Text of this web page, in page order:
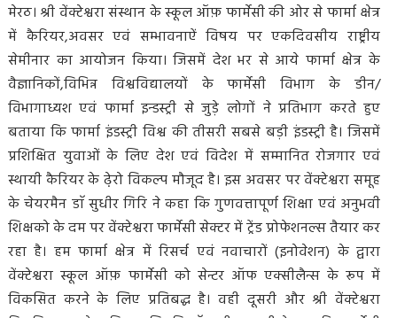
मेरठ। श्री वेंक्टेश्वरा संस्थान के स्कूल ऑफ़ फार्मेसी की ओर से फार्मा क्षेत्र
में कैरियर,अवसर एवं सम्भावनाऐं विषय पर एकदिवसीय राष्ट्रीय
सेमीनार का आयोजन किया। जिसमें देश भर से आये फार्मा क्षेत्र के
वैज्ञानिकों,विभिन्न विश्वविद्यालयों के फार्मेसी विभाग के डीन/
विभागाध्यश एवं फार्मा इन्डस्ट्री से जुड़े लोगों ने प्रतिभाग करते हुए
बताया कि फार्मा इंडस्ट्री विश्व की तीसरी सबसे बड़ी इंडस्ट्री है। जिसमें
प्रशिक्षित युवाओं के लिए देश एवं विदेश में सम्मानित रोजगार एवं
स्थायी कैरियर के ढे़रो विकल्प मौजूद है। इस अवसर पर वेंक्टेश्वरा समूह
के चेयरमैन डाॅ सुधीर गिरि ने कहा कि गुणवत्तापूर्ण शिक्षा एवं अनुभवी
शिक्षको के दम पर वेंक्टेश्वरा फार्मेसी सेक्टर में ट्रेंड प्रोफेशनल्स तैयार कर
रहा है। हम फार्मा क्षेत्र में रिसर्च एवं नवाचारों (इनोवेशन) के द्वारा
वेंक्टेश्वरा स्कूल ऑफ़ फार्मेसी को सेन्टर ऑफ एक्सीलैन्स के रूप में
विकसित करने के लिए प्रतिबद्ध है। वही दूसरी और श्री वेंक्टेश्वरा